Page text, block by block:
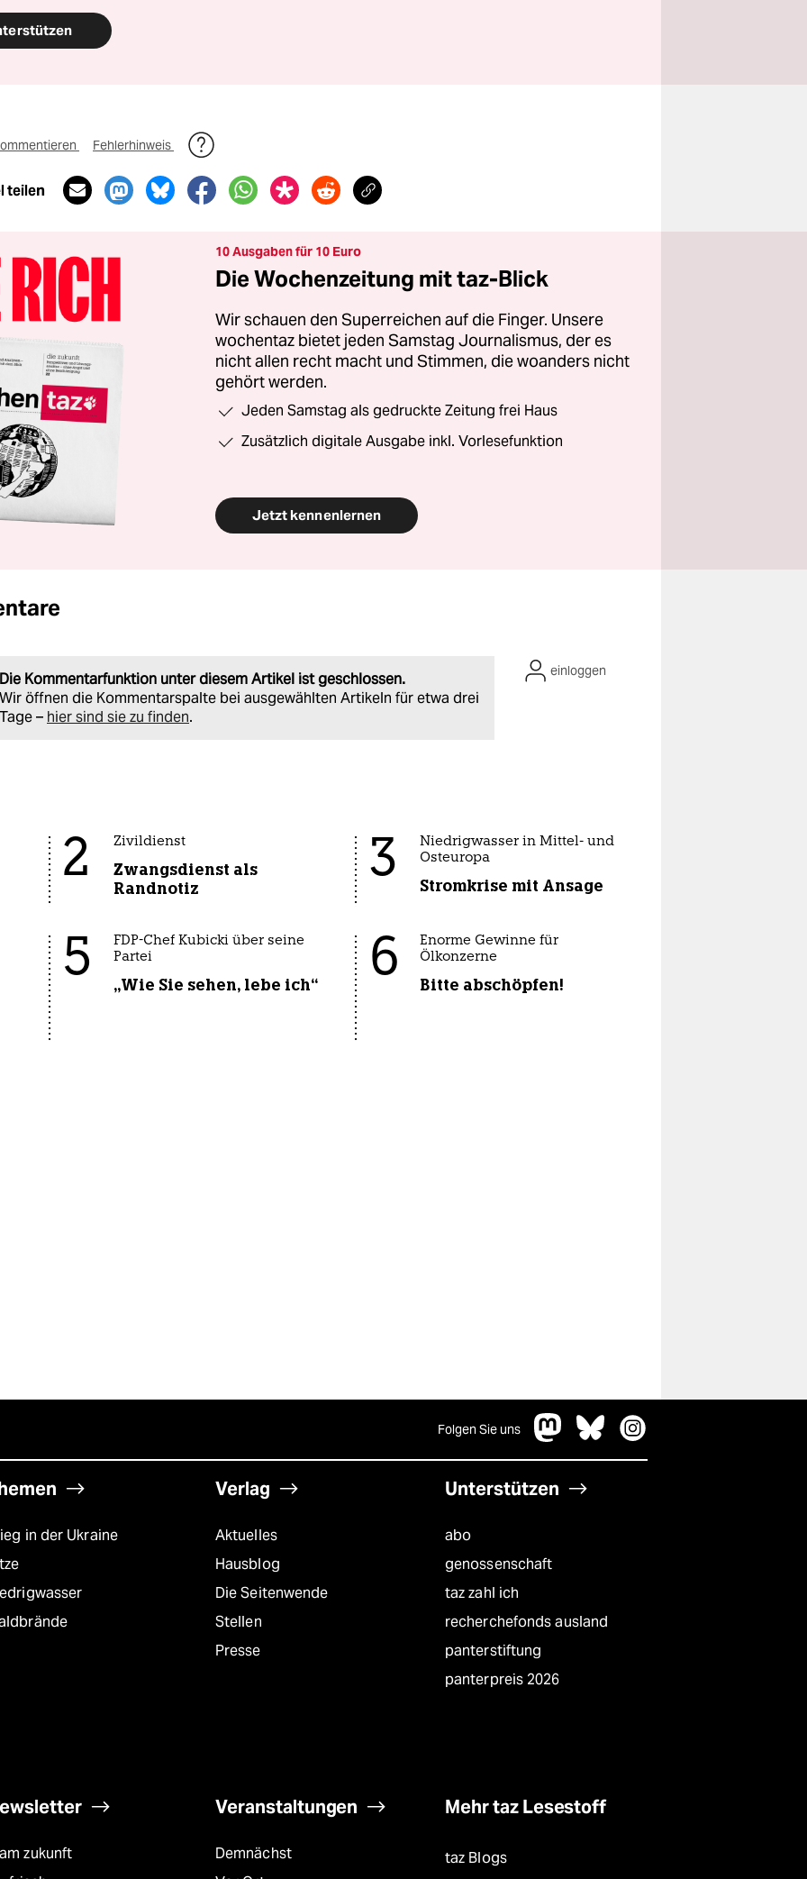
Fehlerhinweis
teilen
10 Ausgaben für 10 Euro
Die Wochenzeitung mit taz-Blick
Wir schauen den Superreichen auf die Finger. Unsere
wochentaz bietet jeden Samstag Journalismus, der es
nicht allen recht macht und Stimmen, die woanders nicht
gehört werden.
Jeden Samstag als gedruckte Zeitung frei Haus
Zusätzlich digitale Ausgabe inkl. Vorlesefunktion
Jetzt kennenlernen
Die Kommentarfunktion unter diesem Artikel ist geschlossen.
Wir öffnen die Kommentarspalte bei ausgewählten Artikeln für etwa drei
Tage – hier sind sie zu finden.
einloggen
2 Zivildienst
Zwangsdienst als
Randnotiz
3
Niedrigwasser in Mittel- und
Osteuropa
Stromkrise mit Ansage
5
FDP-Chef Kubicki über seine
Partei
„Wie Sie sehen, lebe ich“ 6
Enorme Gewinne für
Ölkonzerne
Bitte abschöpfen!
Folgen Sie uns
in der Ukraine
Verlag
Aktuelles
Hausblog
Die Seitenwende
Stellen
Presse
Unterstützen
abo
genossenschaft
taz zahl ich
recherchefonds ausland
panterstiftung
panterpreis 2026
zukunft
Veranstaltungen
Demnächst
Mehr taz Lesestoff
taz Blogs